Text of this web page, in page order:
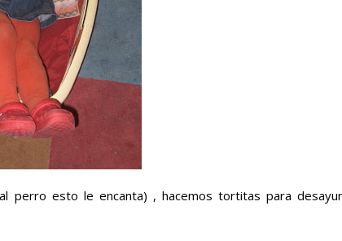
perro esto le encanta) , hacemos tortitas para